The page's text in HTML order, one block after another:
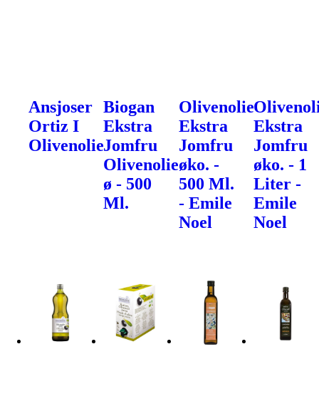
Ansjoser
Ortiz I
Olivenolie
Biogan
Ekstra
Jomfru
Olivenolie
ø - 500
Ml.
Olivenolie
Ekstra
Jomfru
øko. -
500 Ml.
- Emile
Noel
Ekstra
Jomfru
øko. - 1
Liter -
Emile
Noel